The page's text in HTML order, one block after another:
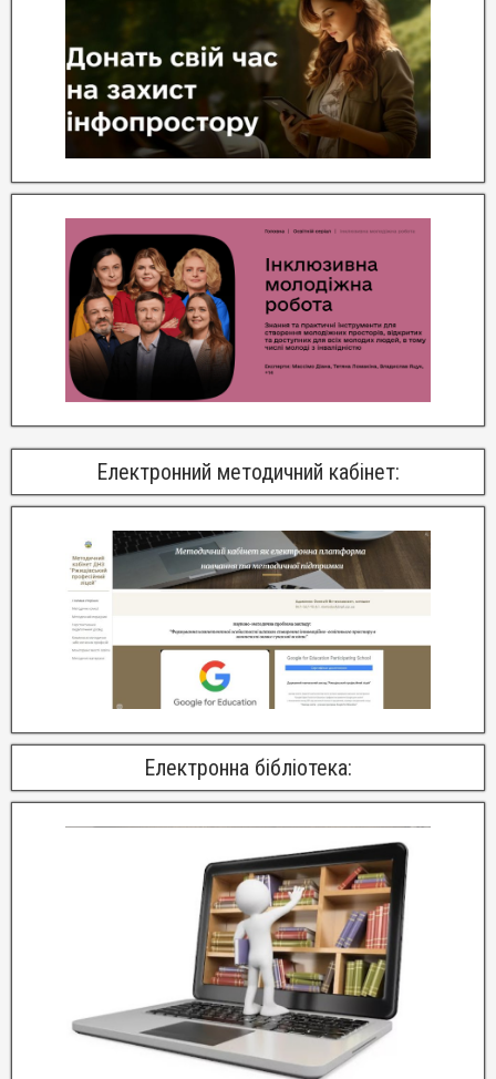
Електронний методичний кабінет:
Електронна бібліотека: